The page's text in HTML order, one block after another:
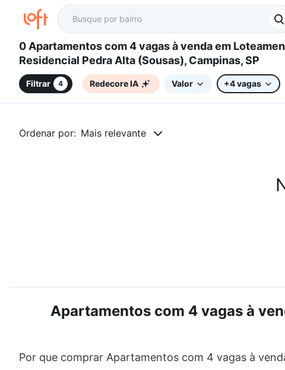
0 Apartamentos com 4 vagas à venda em Loteamento
Residencial Pedra Alta (Sousas), Campinas, SP
Filtrar 4 Redecore IA Valor +4 vagas
Ordenar por: Mais relevante
Apartamentos com 4 vagas à
Por que comprar Apartamentos com 4 vagas à